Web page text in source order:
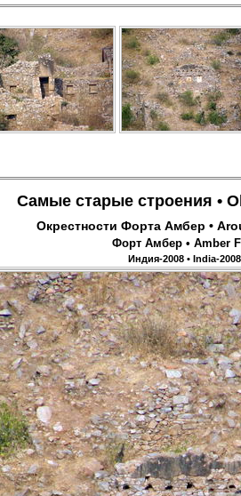
Самые старые строения •
Окрестности Форта Амбер •
Форт Амбер • Amber
Индия-2008 • India-2008